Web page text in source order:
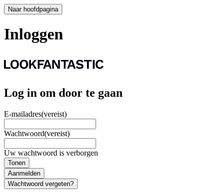
Naar hoofdpagina
Inloggen
Log in om door te gaan
E-mailadres(vereist)
Wachtwoord(vereist)
Uw wachtwoord is verborgen
Tonen
Aanmelden
Wachtwoord vergeten?